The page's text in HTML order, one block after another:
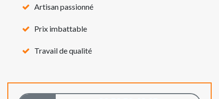
Artisan passionné
Prix imbattable
Travail de qualité